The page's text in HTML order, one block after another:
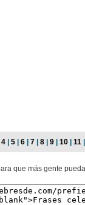
4 5 6 7 8 9 10 11
que más gente